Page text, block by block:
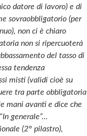
datore di lavoro) e di
sovraobbligatorio (per
non ci è chiaro
non si ripercuoterà
del tasso di
tendenza
misti (validi cioè su
tra parte obbligatoria
mani avanti e dice che
generale”…
(2° pilastro),